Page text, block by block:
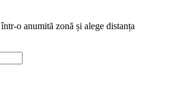
într-o anumită zonă și alege distanța